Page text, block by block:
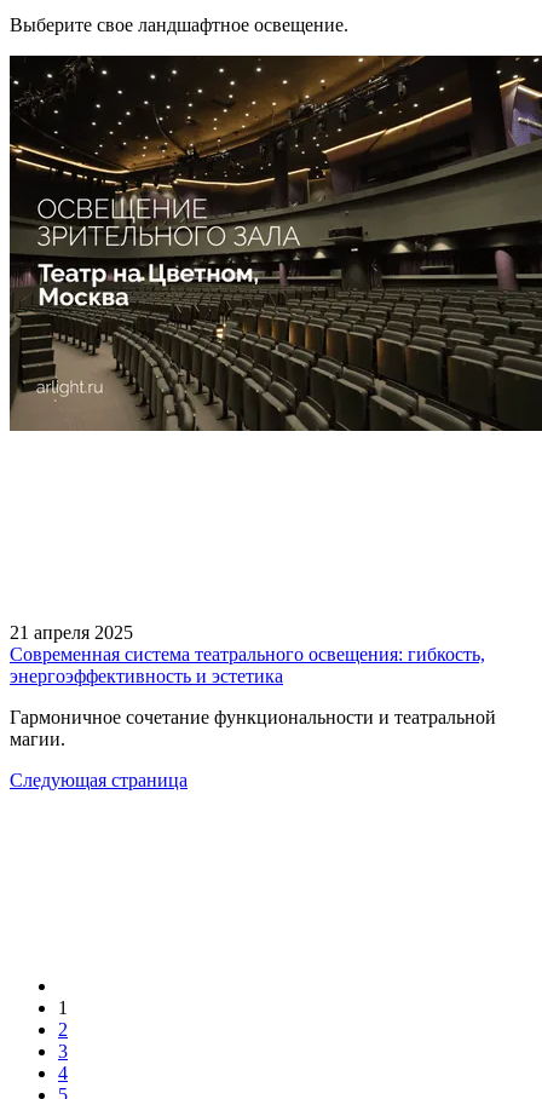
Выберите свое ландшафтное освещение.
21 апреля 2025
Современная система театрального освещения: гибкость,
энергоэффективность и эстетика
Гармоничное сочетание функциональности и театральной
магии.
Следующая страница
1
2
3
4
5